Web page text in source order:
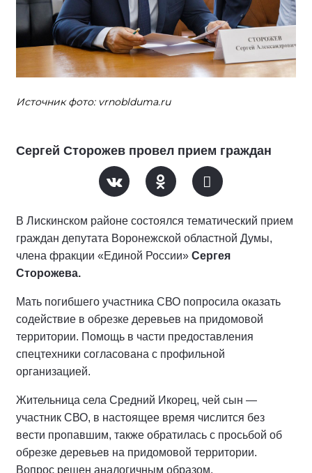
Источник фото: vrnoblduma.ru
Сергей Сторожев провел прием граждан
В Лискинском районе состоялся тематический прием
граждан депутата Воронежской областной Думы,
члена фракции «Единой России» Сергея
Сторожева.
Мать погибшего участника СВО попросила оказать
содействие в обрезке деревьев на придомовой
территории. Помощь в части предоставления
спецтехники согласована с профильной
организацией.
Жительница села Средний Икорец, чей сын —
участник СВО, в настоящее время числится без
вести пропавшим, также обратилась с просьбой об
обрезке деревьев на придомовой территории.
Вопрос решен аналогичным образом.